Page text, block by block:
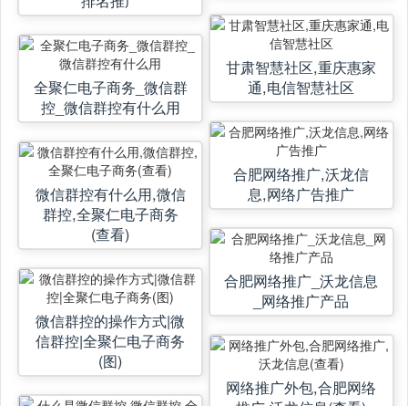
全聚仁电子商务_微信群
控_微信群控有什么用
微信群控有什么用,微信
群控,全聚仁电子商务
(查看)
微信群控的操作方式|微
信群控|全聚仁电子商务
(图)
甘肃智慧社区,重庆惠家
通,电信智慧社区
合肥网络推广,沃龙信
息,网络广告推广
合肥网络推广_沃龙信息
_网络推广产品
网络推广外包,合肥网络